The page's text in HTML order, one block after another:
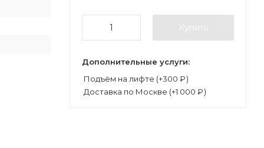
Купить
Дополнительные услуги:
Подъём на лифте (+300 ₽)
Доставка по Москве (+1 000 ₽)